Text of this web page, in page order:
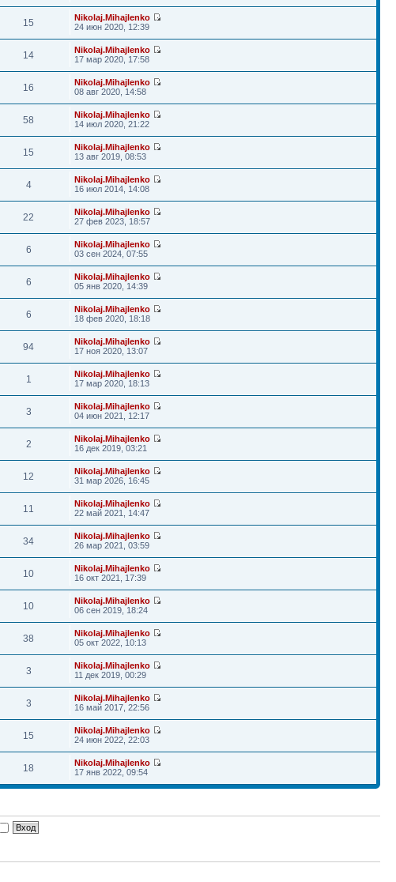
15
Nikolaj.Mihajlenko
24 июн 2020, 12:39
14
Nikolaj.Mihajlenko
17 мар 2020, 17:58
16
Nikolaj.Mihajlenko
08 авг 2020, 14:58
58
Nikolaj.Mihajlenko
14 июл 2020, 21:22
15
Nikolaj.Mihajlenko
13 авг 2019, 08:53
4
Nikolaj.Mihajlenko
16 июл 2014, 14:08
22
Nikolaj.Mihajlenko
27 фев 2023, 18:57
6
Nikolaj.Mihajlenko
03 сен 2024, 07:55
6
Nikolaj.Mihajlenko
05 янв 2020, 14:39
6
Nikolaj.Mihajlenko
18 фев 2020, 18:18
94
Nikolaj.Mihajlenko
17 ноя 2020, 13:07
1
Nikolaj.Mihajlenko
17 мар 2020, 18:13
3
Nikolaj.Mihajlenko
04 июн 2021, 12:17
2
Nikolaj.Mihajlenko
16 дек 2019, 03:21
12
Nikolaj.Mihajlenko
31 мар 2026, 16:45
11
Nikolaj.Mihajlenko
22 май 2021, 14:47
34
Nikolaj.Mihajlenko
26 мар 2021, 03:59
10
Nikolaj.Mihajlenko
16 окт 2021, 17:39
10
Nikolaj.Mihajlenko
06 сен 2019, 18:24
38
Nikolaj.Mihajlenko
05 окт 2022, 10:13
3
Nikolaj.Mihajlenko
11 дек 2019, 00:29
3
Nikolaj.Mihajlenko
16 май 2017, 22:56
15
Nikolaj.Mihajlenko
24 июн 2022, 22:03
18
Nikolaj.Mihajlenko
17 янв 2022, 09:54